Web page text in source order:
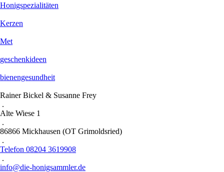
Honigspezialitäten
Kerzen
Met
geschenkideen
bienengesundheit
Rainer Bickel & Susanne Frey
.
Alte Wiese 1
.
86866 Mickhausen (OT Grimoldsried)
.
Telefon 08204 3619908
.
info@die-honigsammler.de